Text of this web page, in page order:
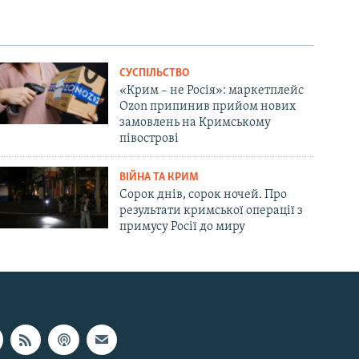
СУСПІЛЬСТВО
«Крим – не Росія»: маркетплейс
Ozon припинив прийом нових
замовлень на Кримському
півострові
ВІЙНА ТА КРИМ
Сорок днів, сорок ночей. Про
результати кримської операції з
примусу Росії до миру